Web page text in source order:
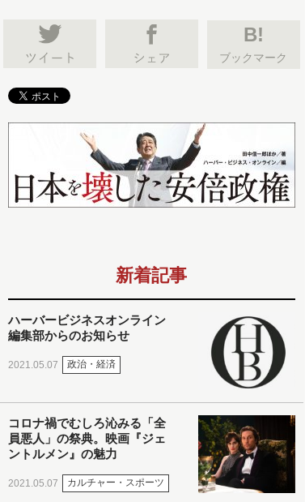
B!
ブックマーク
新着記事
ハーバービジネスオンライン
編集部からのお知らせ
2021.05.07 政治・経済
コロナ禍でむしろ沁みる「全
員悪人」の祭典。映画『ジェ
ントルメン』の魅力
2021.05.07 カルチャー・スポーツ